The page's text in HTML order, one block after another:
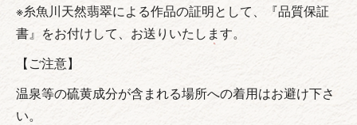
※糸魚川天然翡翠による作品の証明として、『品質保証
書』をお付けして、お送りいたします。
【ご注意】
温泉等の硫黄成分が含まれる場所への着用はお避け下さ
い。